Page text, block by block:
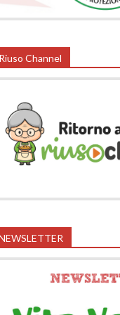
Riuso Channel